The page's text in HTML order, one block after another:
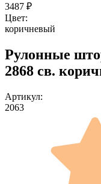
3487 ₽
Цвет:
коричневый
Рулонные
2868 св.
Артикул:
2063